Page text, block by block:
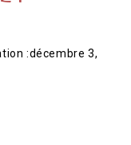
:décembre 3,